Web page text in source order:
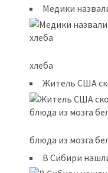
Медики
хлеба
Житель США
блюда из мозга
В Сибири